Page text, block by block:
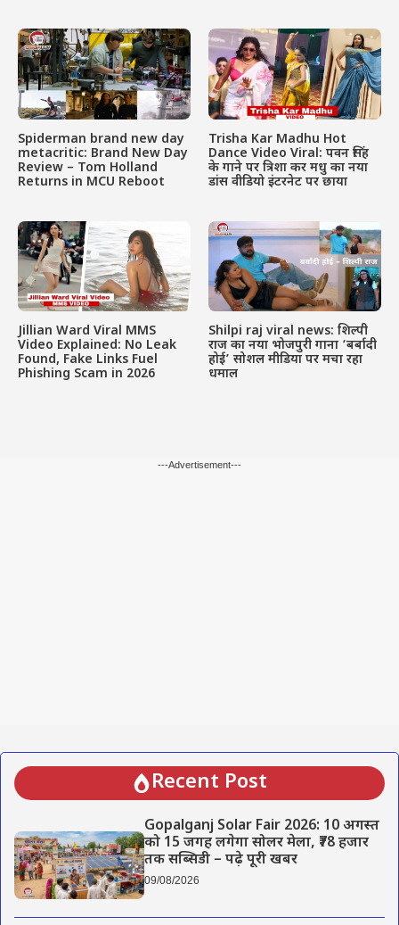
Spiderman brand new day
metacritic: Brand New Day
Review – Tom Holland
Returns in MCU Reboot
Trisha Kar Madhu Hot
Dance Video Viral: पवन सिंह
के गाने पर त्रिशा कर मधु का नया
डांस वीडियो इंटरनेट पर छाया
Jillian Ward Viral MMS
Video Explained: No Leak
Found, Fake Links Fuel
Phishing Scam in 2026
Shilpi raj viral news: शिल्पी
राज का नया भोजपुरी गाना ‘बर्बादी
होई’ सोशल मीडिया पर मचा रहा
धमाल
---Advertisement---
Recent Post
Gopalganj Solar Fair 2026: 10 अगस्त
को 15 जगह लगेगा सोलर मेला, ₹78 हजार
तक सब्सिडी – पढ़े पूरी खबर
09/08/2026